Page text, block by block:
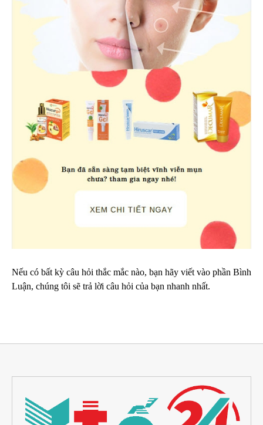
Nếu có bất kỳ câu hỏi thắc mắc nào, bạn hãy viết vào phần Bình
Luận, chúng tôi sẽ trả lời câu hỏi của bạn nhanh nhất.